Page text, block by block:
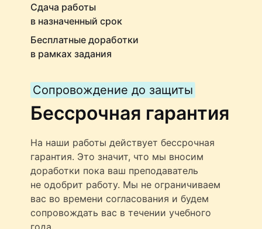
Сдача работы
в назначенный срок
Бесплатные доработки
в рамках задания
Сопровождение до защиты
Бессрочная гарантия
На наши работы действует бессрочная
гарантия. Это значит, что мы вносим
доработки пока ваш преподаватель
не одобрит работу. Мы не ограничиваем
вас во времени согласования и будем
сопровождать вас в течении учебного
года.